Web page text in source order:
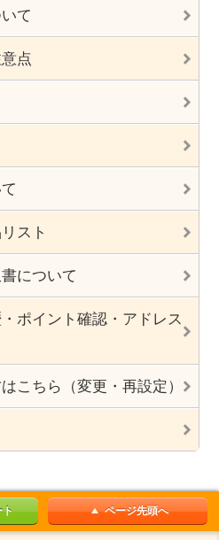
て
点
スト
について
ポイント確認・アドレス
こちら（変更・再設定）
ト ページ先頭へ